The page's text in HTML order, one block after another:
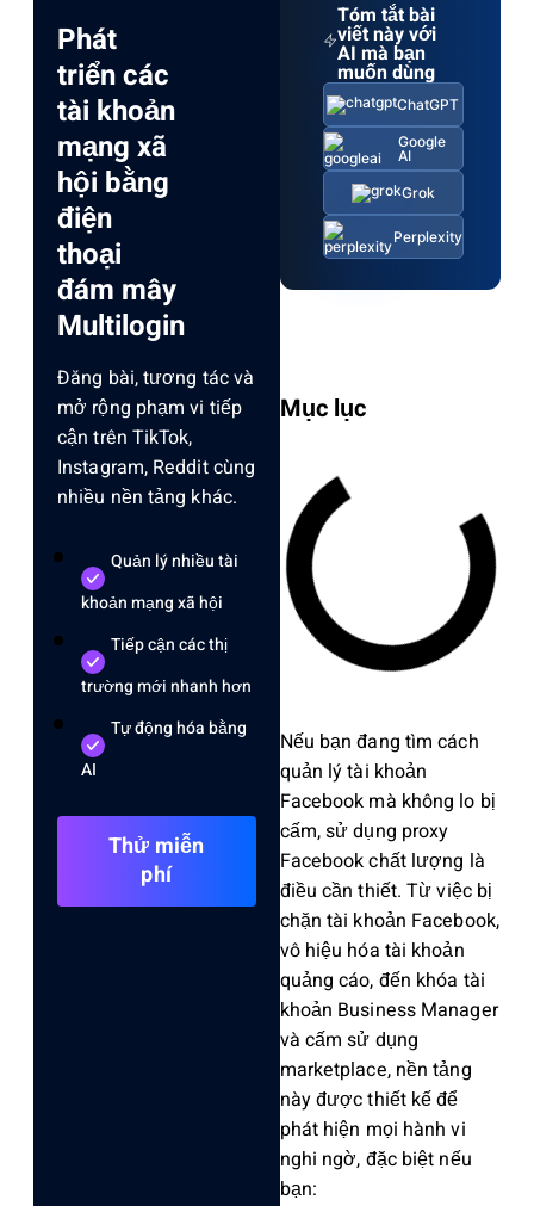
Phát
triển các
tài khoản
mạng xã
hội bằng
điện
thoại
đám mây
Multilogin
Đăng bài, tương tác và
mở rộng phạm vi tiếp
cận trên TikTok,
Instagram, Reddit cùng
nhiều nền tảng khác.
Quản lý nhiều tài
khoản mạng xã hội
Tiếp cận các thị
trường mới nhanh hơn
Tự động hóa bằng
AI
Thử miễn
phí
Tóm tắt bài
viết này với
AI mà bạn
muốn dùng
ChatGPT
Google
AI
Grok
Perplexity
Mục lục
Nếu bạn đang tìm cách
quản lý tài khoản
Facebook mà không lo bị
cấm, sử dụng proxy
Facebook chất lượng là
điều cần thiết. Từ việc bị
chặn tài khoản Facebook,
vô hiệu hóa tài khoản
quảng cáo, đến khóa tài
khoản Business Manager
và cấm sử dụng
marketplace, nền tảng
này được thiết kế để
phát hiện mọi hành vi
nghi ngờ, đặc biệt nếu
bạn: